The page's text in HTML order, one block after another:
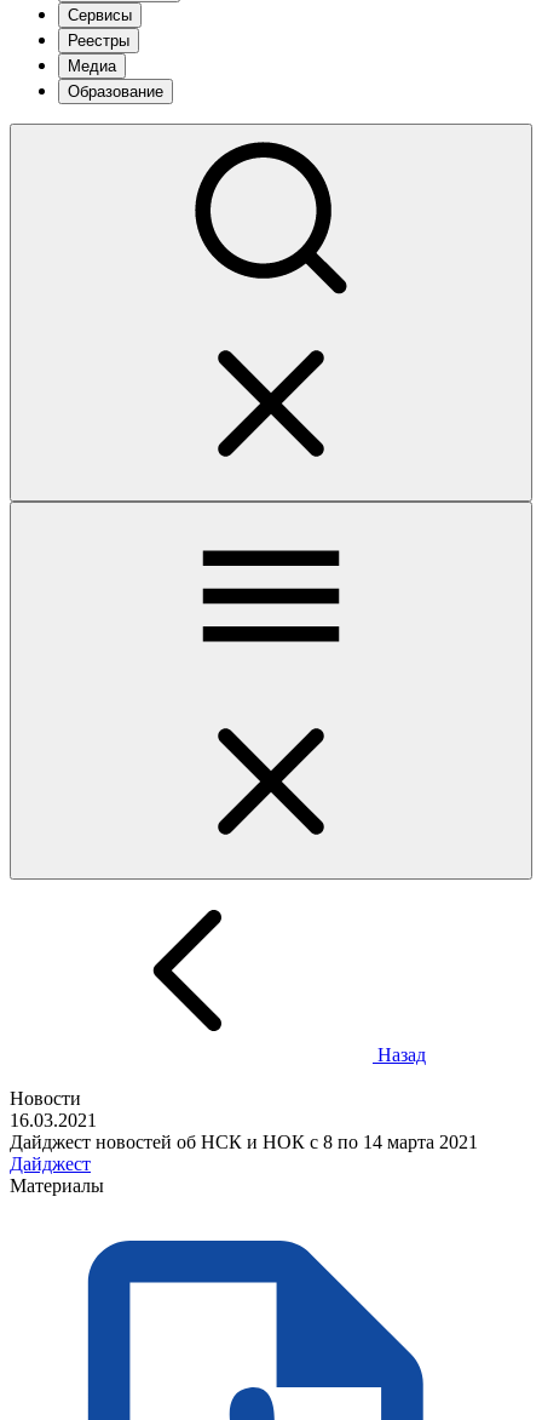
Сервисы
Реестры
Медиа
Образование
Назад
Новости
16.03.2021
Дайджест новостей об НСК и НОК с 8 по 14 марта 2021
Дайджест
Материалы